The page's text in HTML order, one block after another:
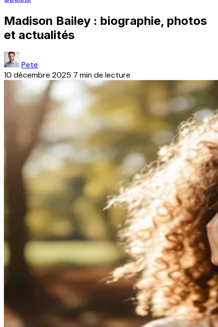
Madison Bailey : biographie, photos
et actualités
Pete
10 décembre 2025 7 min de lecture